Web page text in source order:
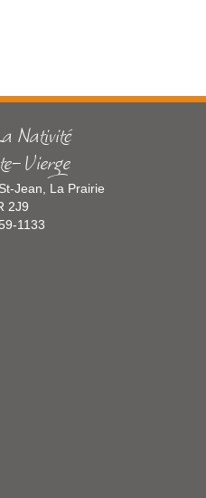
Nativité
Vierge
Jean, La Prairie
2J9
1133